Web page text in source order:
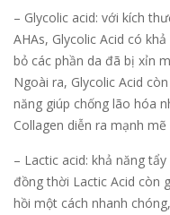
– Glycolic acid: với kích
AHAs, Glycolic Acid có
bỏ các phần da đã bị xỉn
Ngoài ra, Glycolic Acid
năng giúp chống lão hóa
Collagen diễn ra mạnh mẽ
– Lactic acid: khả năng
đồng thời Lactic Acid còn
hồi một cách nhanh